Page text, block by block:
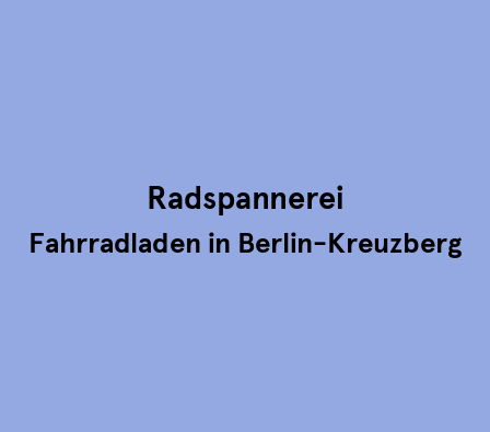
Radspannerei
Fahrradladen in Berlin-Kreuzberg